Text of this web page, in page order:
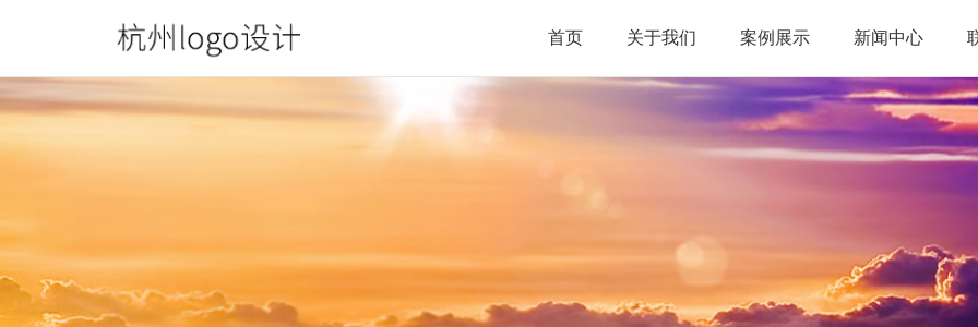
首页 关于我们 案例展示 新闻中心